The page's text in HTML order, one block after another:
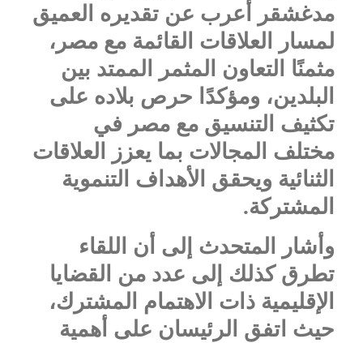
مدغشقر أعرب عن تقديره العميق
لمسار العلاقات القائمة مع مصر،
مثمنًا التعاون المثمر الممتد بين
البلدين، ومؤكدًا حرص بلاده على
تكثيف التنسيق مع مصر في
مختلف المجالات بما يعزز العلاقات
الثنائية ويحقق الأهداف التنموية
المشتركة.
وأشار المتحدث إلى أن اللقاء
تطرق كذلك إلى عدد من القضايا
الإقليمية ذات الاهتمام المشترك،
حيث اتفق الرئيسان على أهمية